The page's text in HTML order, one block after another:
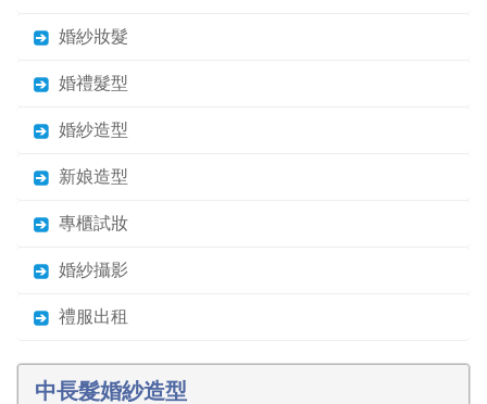
婚紗妝髮
婚禮髮型
婚紗造型
新娘造型
專櫃試妝
婚紗攝影
禮服出租
中長髮婚紗造型